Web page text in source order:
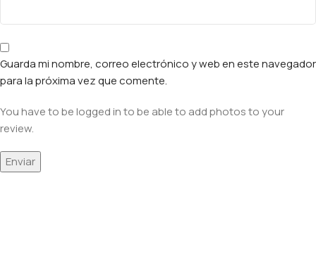
Guarda mi nombre, correo electrónico y web en este navegador
para la próxima vez que comente.
You have to be logged in to be able to add photos to your
review.